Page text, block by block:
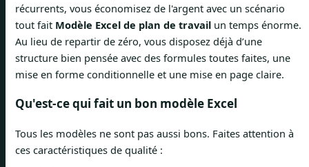
récurrents, vous économisez de l'argent avec un scénario
tout fait Modèle Excel de plan de travail un temps énorme.
Au lieu de repartir de zéro, vous disposez déjà d’une
structure bien pensée avec des formules toutes faites, une
mise en forme conditionnelle et une mise en page claire.
Qu'est-ce qui fait un bon modèle Excel
Tous les modèles ne sont pas aussi bons. Faites attention à
ces caractéristiques de qualité :